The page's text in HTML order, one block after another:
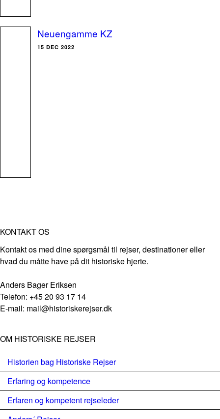
Neuengamme KZ
15 DEC 2022
KONTAKT OS
Kontakt os med dine spørgsmål til rejser, destinationer eller
hvad du måtte have på dit historiske hjerte.
Anders Bager Eriksen
Telefon: +45 20 93 17 14
E-mail: mail@historiskerejser.dk
OM HISTORISKE REJSER
Historien bag Historiske Rejser
Erfaring og kompetence
Erfaren og kompetent rejseleder